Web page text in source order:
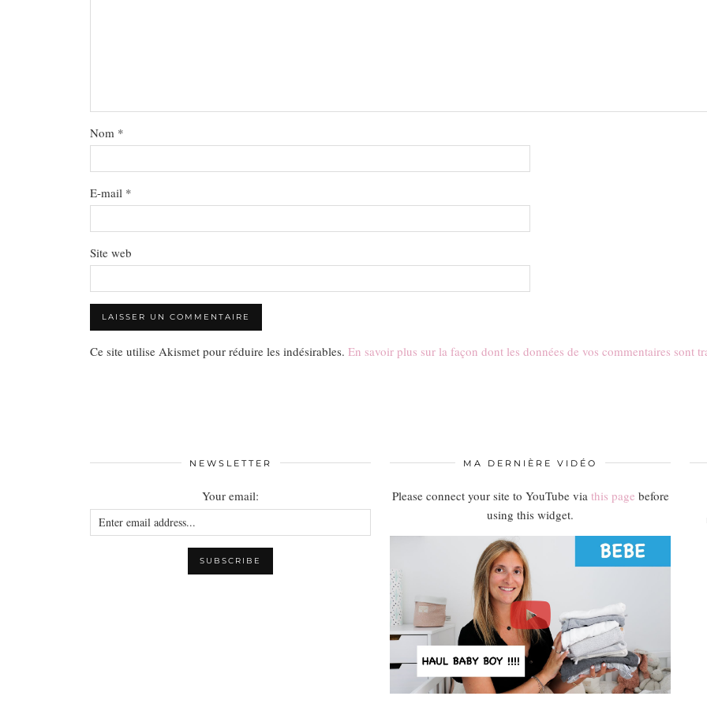
Nom *
E-mail *
Site web
Ce site utilise Akismet pour réduire les indésirables. En savoir plus sur la façon dont les données de vos commentaires sont
NEWSLETTER
Your email:
MA DERNIÈRE VIDÉO
Please connect your site to YouTube via this page before
using this widget.